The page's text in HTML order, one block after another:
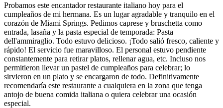
Probamos este encantador restaurante italiano hoy para el
cumpleaños de mi hermana. Es un lugar agradable y tranquilo en el
corazón de Miami Springs. Pedimos caprese y bruschetta como
entrada, lasaña y la pasta especial de temporada: Pasta
dell'ammiraglio. Todo estuvo delicioso. ¡Todo salió fresco, caliente y
rápido! El servicio fue maravilloso. El personal estuvo pendiente
constantemente para retirar platos, rellenar agua, etc. Incluso nos
permitieron llevar un pastel de cumpleaños para celebrar; lo
sirvieron en un plato y se encargaron de todo. Definitivamente
recomendaría este restaurante a cualquiera en la zona que tenga
antojo de buena comida italiana o quiera celebrar una ocasión
especial.